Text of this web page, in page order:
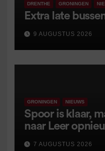
DRENTHE GRONINGEN
Extra late
9 AUGUSTUS 2026
GRONINGEN NIEUWS
Spoor is klaar,
naar Leer
7 AUGUSTUS 2026